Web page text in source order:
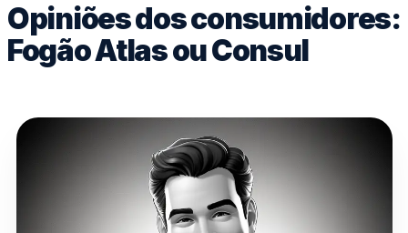
Opiniões dos consumidores:
Fogão Atlas ou Consul